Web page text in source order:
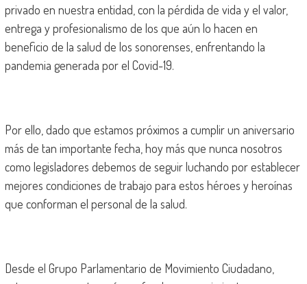
privado en nuestra entidad, con la pérdida de vida y el valor,
entrega y profesionalismo de los que aún lo hacen en
beneficio de la salud de los sonorenses, enfrentando la
pandemia generada por el Covid-19.
Por ello, dado que estamos próximos a cumplir un aniversario
más de tan importante fecha, hoy más que nunca nosotros
como legisladores debemos de seguir luchando por establecer
mejores condiciones de trabajo para estos héroes y heroínas
que conforman el personal de la salud.
Desde el Grupo Parlamentario de Movimiento Ciudadano,